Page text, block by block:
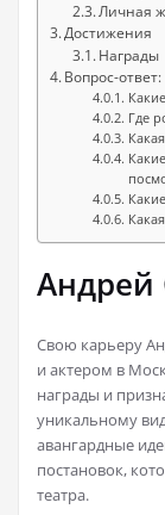
Личная
Достижения
Награды
Вопрос-ответ:
Где
Свою карьеру
и актером в
награды и
уникальному
авангардные
постановок,
театра.